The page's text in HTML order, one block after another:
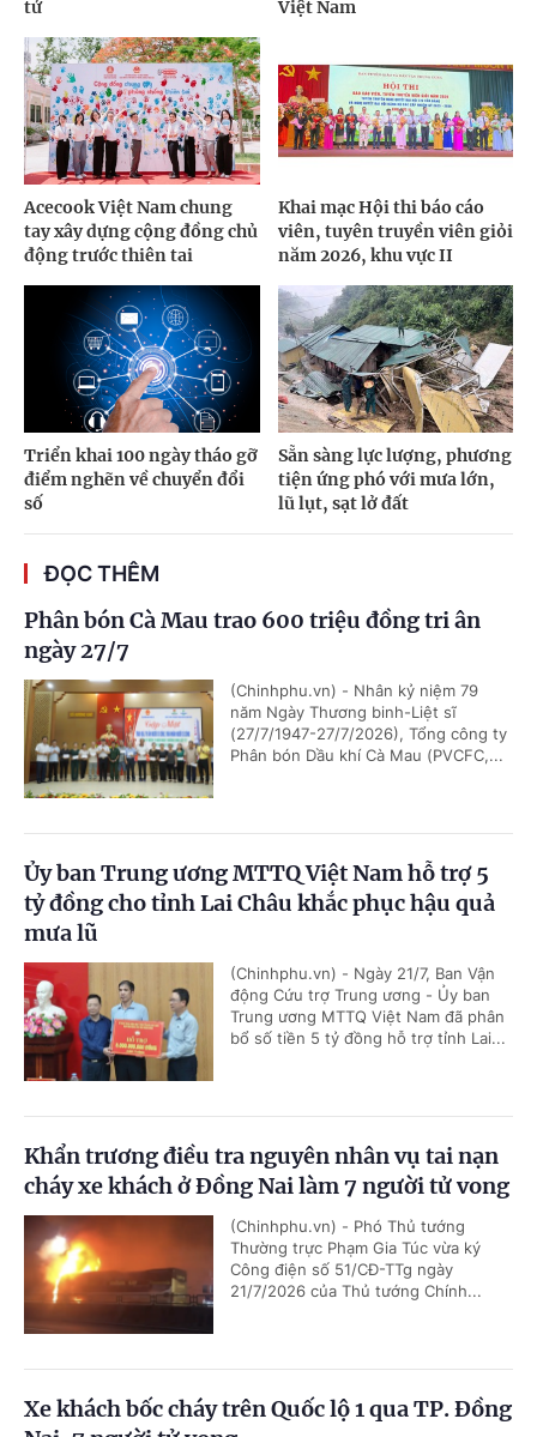
tử Việt Nam
Acecook Việt Nam chung
tay xây dựng cộng đồng chủ
động trước thiên tai
Khai mạc Hội thi báo cáo
viên, tuyên truyền viên giỏi
năm 2026, khu vực II
Triển khai 100 ngày tháo gỡ
điểm nghẽn về chuyển đổi
số
Sẵn sàng lực lượng, phương
tiện ứng phó với mưa lớn,
lũ lụt, sạt lở đất
ĐỌC THÊM
Phân bón Cà Mau trao 600 triệu đồng tri ân
ngày 27/7
(Chinhphu.vn) - Nhân kỷ niệm 79
năm Ngày Thương binh-Liệt sĩ
(27/7/1947-27/7/2026), Tổng công ty
Phân bón Dầu khí Cà Mau (PVCFC,...
Ủy ban Trung ương MTTQ Việt Nam hỗ trợ 5
tỷ đồng cho tỉnh Lai Châu khắc phục hậu quả
mưa lũ
(Chinhphu.vn) - Ngày 21/7, Ban Vận
động Cứu trợ Trung ương - Ủy ban
Trung ương MTTQ Việt Nam đã phân
bổ số tiền 5 tỷ đồng hỗ trợ tỉnh Lai...
Khẩn trương điều tra nguyên nhân vụ tai nạn
cháy xe khách ở Đồng Nai làm 7 người tử vong
(Chinhphu.vn) - Phó Thủ tướng
Thường trực Phạm Gia Túc vừa ký
Công điện số 51/CĐ-TTg ngày
21/7/2026 của Thủ tướng Chính...
Xe khách bốc cháy trên Quốc lộ 1 qua TP. Đồng